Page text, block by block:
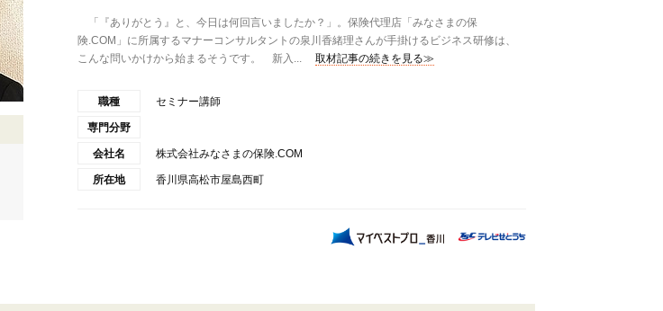
「『ありがとう』と、今日は何回言いましたか？」。保険代理店「みなさまの保
険.COM」に所属するマナーコンサルタントの泉川香緒理さんが手掛けるビジネス研修は、
こんな問いかけから始まるそうです。 新入...
取材記事の続きを見る≫
職種 セミナー講師
専門分野
会社名 株式会社みなさまの保険.COM
所在地 香川県高松市屋島西町